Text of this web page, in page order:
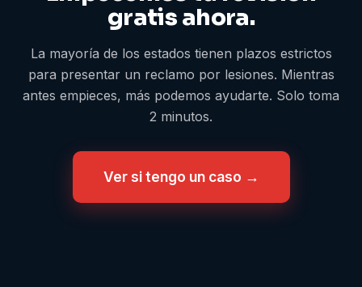
gratis ahora.
La mayoría de los estados tienen plazos estrictos
para presentar un reclamo por lesiones. Mientras
antes empieces, más podemos ayudarte. Solo toma
2 minutos.
Ver si tengo un caso →